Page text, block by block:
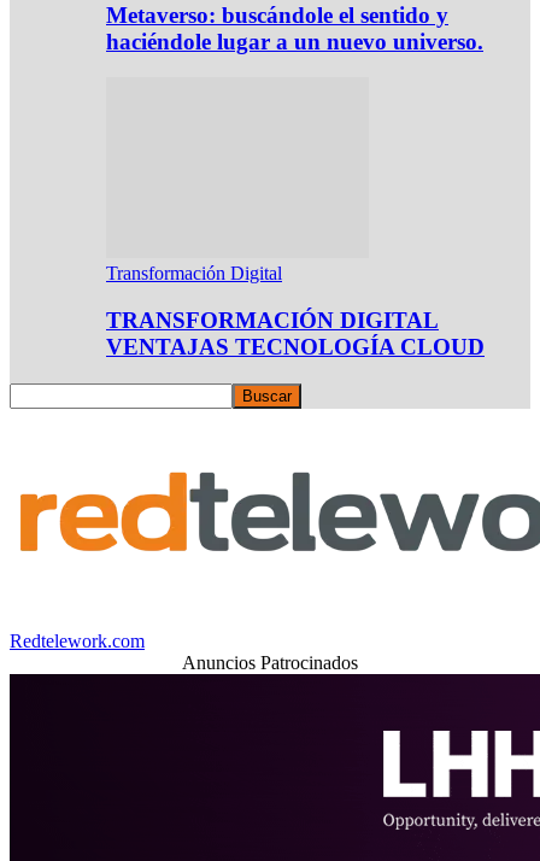
Metaverso: buscándole el sentido y
haciéndole lugar a un nuevo universo.
Transformación Digital
TRANSFORMACIÓN DIGITAL
VENTAJAS TECNOLOGÍA CLOUD
Redtelework.com
Anuncios Patrocinados